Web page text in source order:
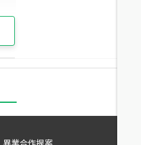
異業合作提案